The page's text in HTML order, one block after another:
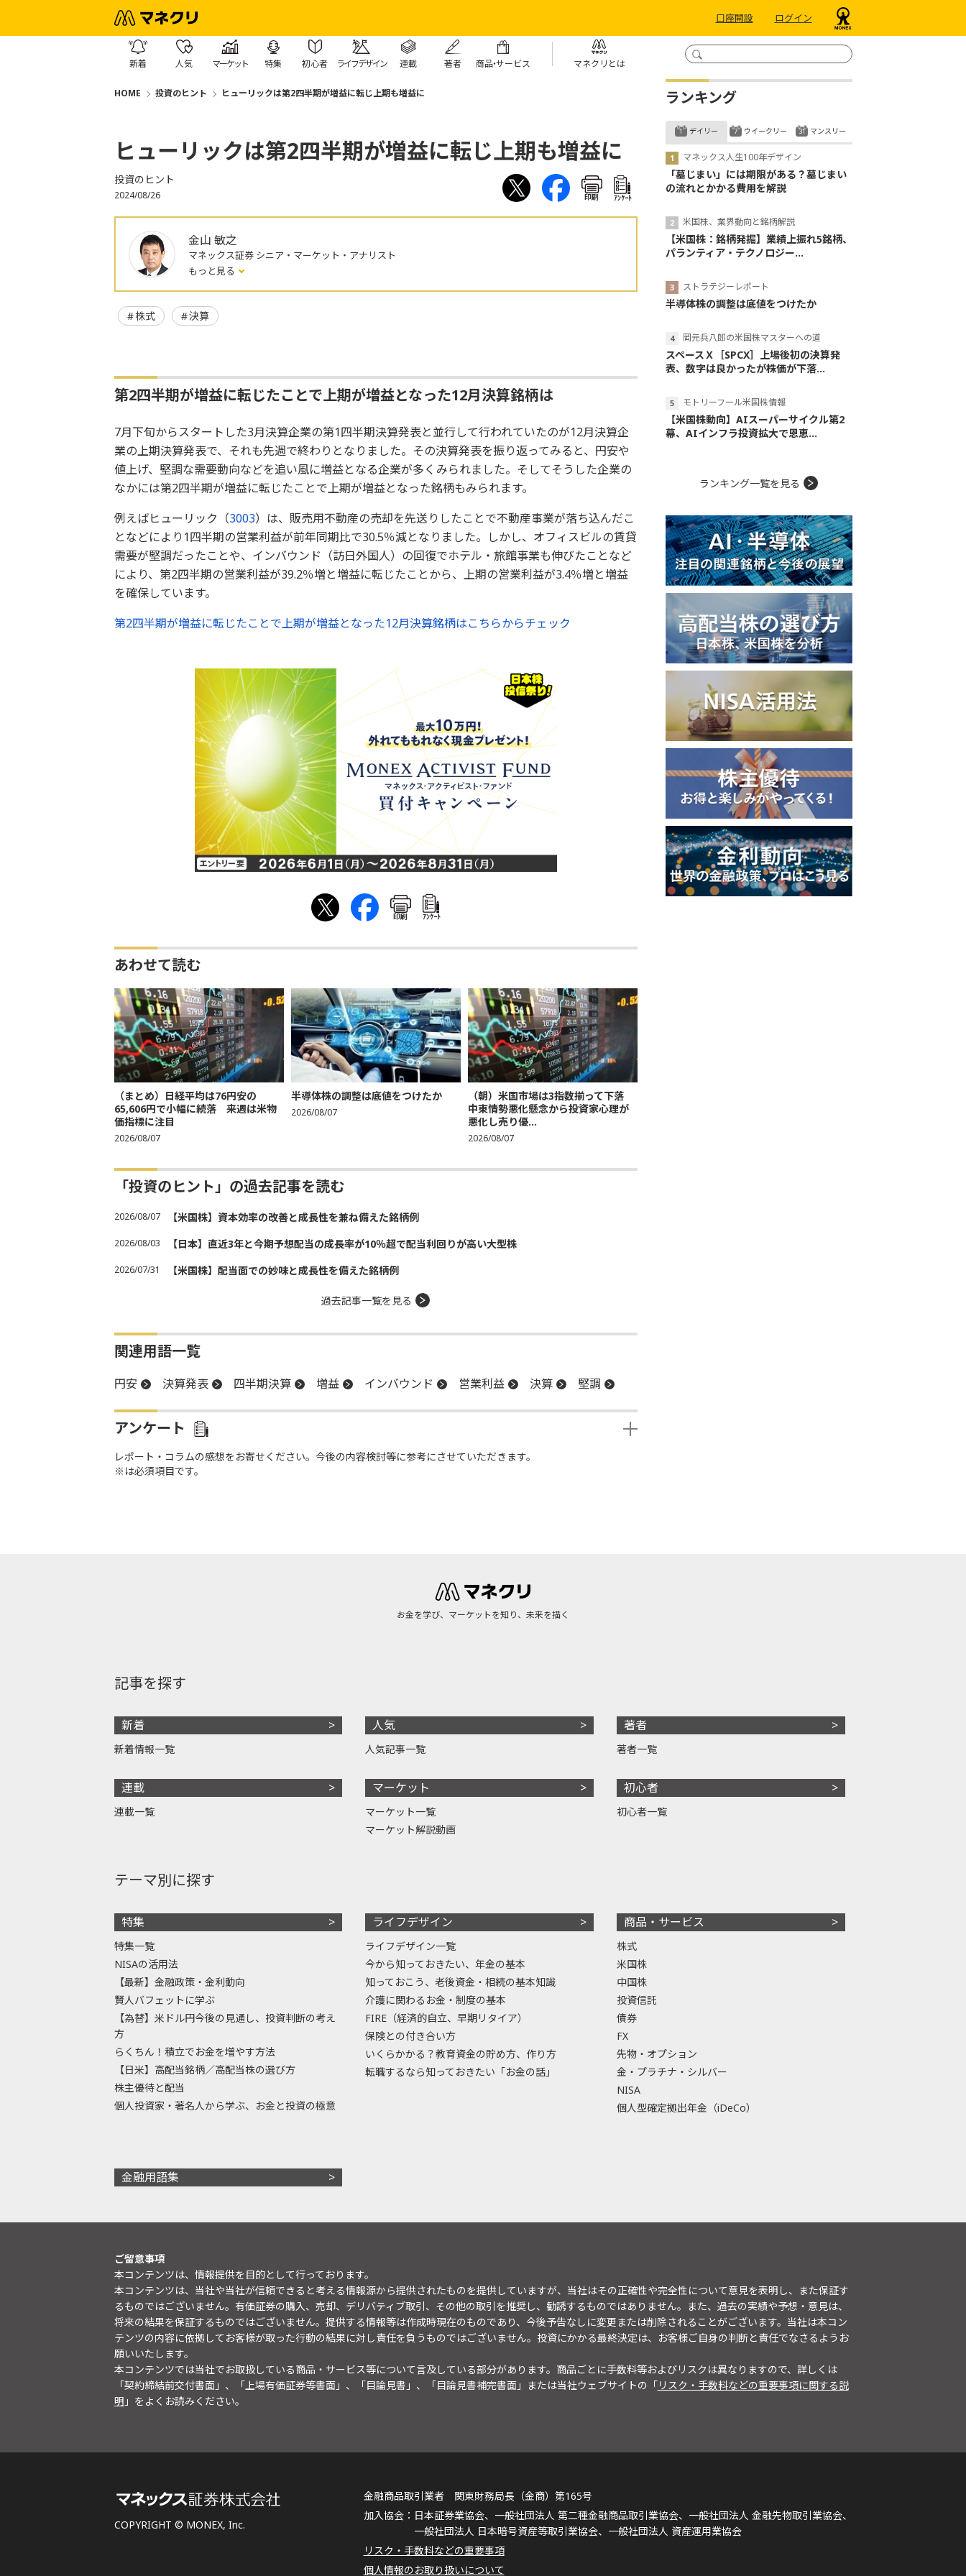
口座開設 ログイン
新着 人気 マーケット 特集 初心者 ライフデザイン 連載 著者 商品・サービス マネクリとは
HOME 投資のヒント ヒューリックは第2四半期が増益に転じ上期も増益に
ヒューリックは第2四半期が増益に転じ上期も増益に
投資のヒント
2024/08/26 印刷 ｱﾝｹｰﾄ
金山 敏之
マネックス証券 シニア・マーケット・アナリスト
もっと見る
株式 決算
第2四半期が増益に転じたことで上期が増益となった12月決算銘柄は
7月下旬からスタートした3月決算企業の第1四半期決算発表と並行して行われていたのが12月決算企
業の上期決算発表で、それも先週で終わりとなりました。その決算発表を振り返ってみると、円安や
値上げ、堅調な需要動向などを追い風に増益となる企業が多くみられました。そしてそうした企業の
なかには第2四半期が増益に転じたことで上期が増益となった銘柄もみられます。
例えばヒューリック（3003）は、販売用不動産の売却を先送りしたことで不動産事業が落ち込んだこ
となどにより1四半期の営業利益が前年同期比で30.5％減となりました。しかし、オフィスビルの賃貸
需要が堅調だったことや、インバウンド（訪日外国人）の回復でホテル・旅館事業も伸びたことなど
により、第2四半期の営業利益が39.2％増と増益に転じたことから、上期の営業利益が3.4％増と増益
を確保しています。
第2四半期が増益に転じたことで上期が増益となった12月決算銘柄はこちらからチェック
印刷 ｱﾝｹｰﾄ
あわせて読む
（まとめ）日経平均は76円安の
65,606円で小幅に続落 来週は米物
価指標に注目
2026/08/07
半導体株の調整は底値をつけたか
2026/08/07
（朝）米国市場は3指数揃って下落
中東情勢悪化懸念から投資家心理が
悪化し売り優...
2026/08/07
「投資のヒント」の過去記事を読む
2026/08/07 【米国株】資本効率の改善と成長性を兼ね備えた銘柄例
2026/08/03 【日本】直近3年と今期予想配当の成長率が10％超で配当利回りが高い大型株
2026/07/31 【米国株】配当面での妙味と成長性を備えた銘柄例
過去記事一覧を見る
関連用語一覧
円安 決算発表 四半期決算 増益 インバウンド 営業利益 決算 堅調
アンケート
レポート・コラムの感想をお寄せください。今後の内容検討等に参考にさせていただきます。
※は必須項目です。
ランキング
デイリー
マネックス人生100年デザイン
「墓じまい」には期限がある？墓じまい
の流れとかかる費用を解説
米国株、業界動向と銘柄解説
【米国株：銘柄発掘】業績上振れ5銘柄、
パランティア・テクノロジー...
ストラテジーレポート
半導体株の調整は底値をつけたか
岡元兵八郎の米国株マスターへの道
スペースＸ［SPCX］上場後初の決算発
表、数字は良かったが株価が下落...
モトリーフール米国株情報
【米国株動向】AIスーパーサイクル第2
幕、AIインフラ投資拡大で恩恵...
ウイークリー マンスリー
ランキング一覧を見る
お金を学び、マーケットを知り、未来を描く
記事を探す
新着
新着情報一覧
連載
連載一覧
人気
人気記事一覧
マーケット
マーケット一覧
マーケット解説動画
著者
著者一覧
初心者
初心者一覧
テーマ別に探す
特集
特集一覧
NISAの活用法
【最新】金融政策・金利動向
賢人バフェットに学ぶ
【為替】米ドル円今後の見通し、投資判断の考え
方
らくちん！積立でお金を増やす方法
【日米】高配当銘柄／高配当株の選び方
株主優待と配当
個人投資家・著名人から学ぶ、お金と投資の極意
ライフデザイン
ライフデザイン一覧
今から知っておきたい、年金の基本
知っておこう、老後資金・相続の基本知識
介護に関わるお金・制度の基本
FIRE（経済的自立、早期リタイア）
保険との付き合い方
いくらかかる？教育資金の貯め方、作り方
転職するなら知っておきたい「お金の話」
商品・サービス
株式
米国株
中国株
投資信託
債券
FX
先物・オプション
金・プラチナ・シルバー
NISA
個人型確定拠出年金（iDeCo）
金融用語集
ご留意事項
本コンテンツは、情報提供を目的として行っております。
本コンテンツは、当社や当社が信頼できると考える情報源から提供されたものを提供していますが、当社はその正確性や完全性について意見を表明し、また保証す
るものではございません。有価証券の購入、売却、デリバティブ取引、その他の取引を推奨し、勧誘するものではありません。また、過去の実績や予想・意見は、
将来の結果を保証するものではございません。提供する情報等は作成時現在のものであり、今後予告なしに変更または削除されることがございます。当社は本コン
テンツの内容に依拠してお客様が取った行動の結果に対し責任を負うものではございません。投資にかかる最終決定は、お客様ご自身の判断と責任でなさるようお
願いいたします。
本コンテンツでは当社でお取扱している商品・サービス等について言及している部分があります。商品ごとに手数料等およびリスクは異なりますので、詳しくは
「契約締結前交付書面」、「上場有価証券等書面」、「目論見書」、「目論見書補完書面」または当社ウェブサイトの「リスク・手数料などの重要事項に関する説
明 」をよくお読みください。
COPYRIGHT © MONEX, Inc.
金融商品取引業者 関東財務局長（金商）第165号
日本証券業協会、一般社団法人 第二種金融商品取引業協会、一般社団法人 金融先物取引業協会、
一般社団法人 日本暗号資産等取引業協会、一般社団法人 資産運用業協会
リスク・手数料などの重要事項
個人情報のお取り扱いについて